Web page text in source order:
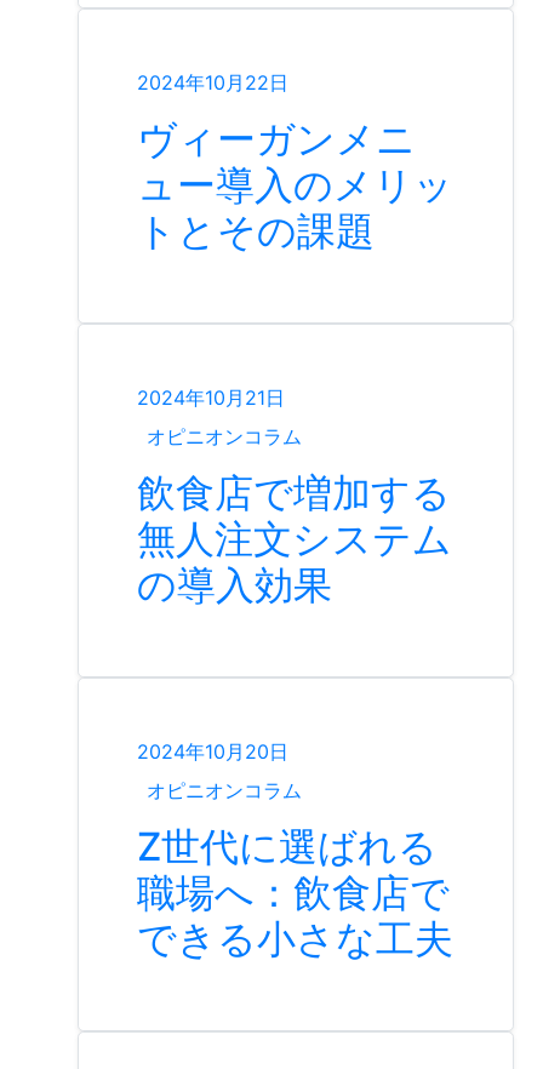
2024年10月22日
ヴィーガンメニ
ュー導入のメリッ
トとその課題
2024年10月21日
オピニオンコラム
飲食店で増加する
無人注文システム
の導入効果
2024年10月20日
オピニオンコラム
Z世代に選ばれる
職場へ：飲食店で
できる小さな工夫